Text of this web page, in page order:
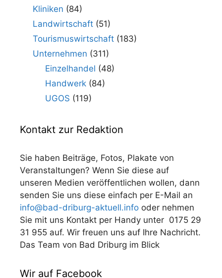
Kliniken (84)
Landwirtschaft(51)
Tourismuswirtschaft(183)
Unternehmen (311)
Einzelhandel (48)
Handwerk (84)
UGOS (119)
Kontakt zur Redaktion
Sie haben Beiträge, Fotos, Plakate von
Veranstaltungen? Wenn Sie diese auf
unseren Medien veröffentlichen wollen, dann
senden Sie uns diese einfach per E-Mail an
info@bad-driburg-aktuell.info oder nehmen
Sie mit uns Kontakt per Handy unter 0175 29
31 955 auf. Wir freuen uns auf Ihre Nachricht.
Das Team von Bad Driburg im Blick
Wir auf Facebook